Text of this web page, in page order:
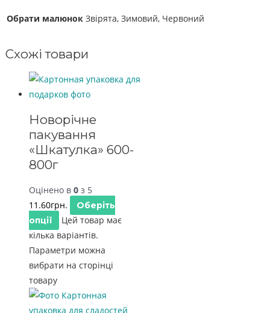
Обрати малюнок Звірята, Зимовий, Червоний
Схожі товари
Новорічне
пакування
«Шкатулка» 600-
800г
Оцінено в 0 з 5
11.60грн.
Оберіть
опції
Цей товар має
кілька варіантів.
Параметри можна
вибрати на сторінці
товару